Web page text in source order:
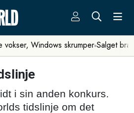
vokser, Windows skrumper Salget
i sin anden konkurs.
tidslinje om det